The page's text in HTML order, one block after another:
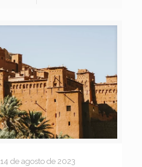
14 de agosto de 2023